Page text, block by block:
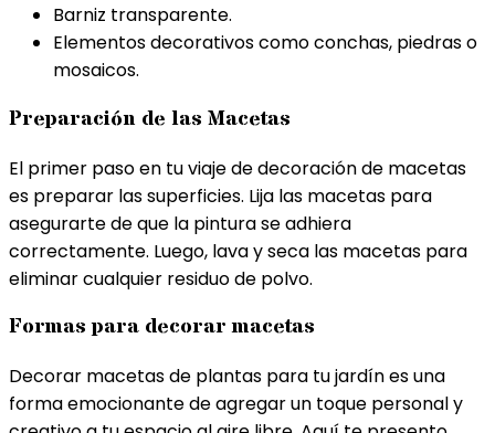
Barniz transparente.
Elementos decorativos como conchas, piedras o
mosaicos.
Preparación de las Macetas
El primer paso en tu viaje de decoración de macetas
es preparar las superficies. Lija las macetas para
asegurarte de que la pintura se adhiera
correctamente. Luego, lava y seca las macetas para
eliminar cualquier residuo de polvo.
Formas para decorar macetas
Decorar macetas de plantas para tu jardín es una
forma emocionante de agregar un toque personal y